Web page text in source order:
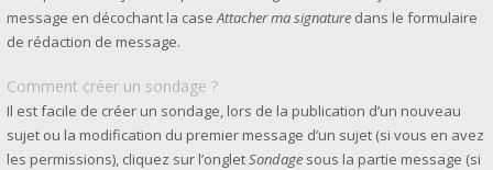
message en décochant la caseAttacher ma signature dans le formulaire
de rédaction de message.
Comment créer un sondage ?
Il est facile de créer un sondage, lors de la publication d’un nouveau
sujet ou la modification du premier message d’un sujet (si vous en avez
les permissions), cliquez sur l’ongletSondage sous la partie message (si